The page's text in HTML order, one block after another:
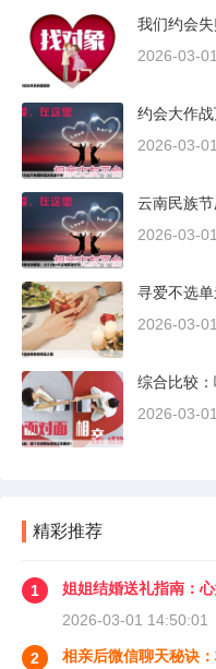
我们约会
2026-03-
约会大作
2026-03-
云南民族
2026-03-
寻爱不选
2026-03-
综合比较
2026-03-
精彩推荐
1
姐姐结婚送礼指南：
2026-03-01 14:50:01
2
相亲后微信聊天秘诀